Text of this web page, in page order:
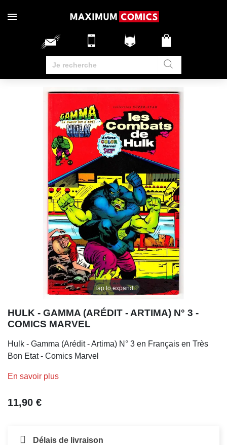
Tap to expand
HULK - GAMMA (ARÉDIT - ARTIMA) N° 3 -
COMICS MARVEL
Hulk - Gamma (Arédit - Artima) N° 3 en Français en Très
Bon Etat - Comics Marvel
En savoir plus
11,90 €
Délais de livraison